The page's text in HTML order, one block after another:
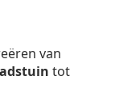
van
tot